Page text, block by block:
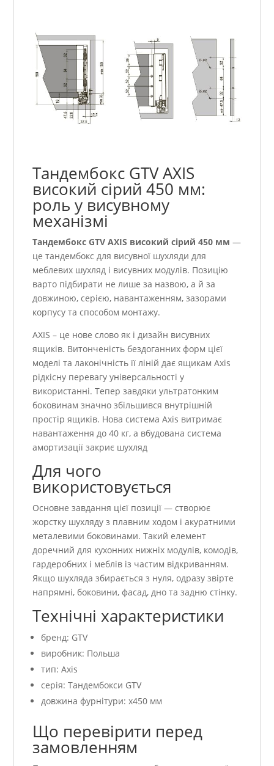
Тандембокс GTV AXIS
високий сірий 450 мм:
роль у висувному
механізмі
Тандембокс GTV AXIS високий сірий 450 мм —
це тандембокс для висувної шухляди для
меблевих шухляд і висувних модулів. Позицію
варто підбирати не лише за назвою, а й за
довжиною, серією, навантаженням, зазорами
корпусу та способом монтажу.
AXIS – це нове слово як і дизайн висувних
ящиків. Витонченість бездоганних форм цієї
моделі та лаконічність її ліній дає ящикам Axis
рідкісну перевагу універсальності у
використанні. Тепер завдяки ультратонким
боковинам значно збільшився внутрішній
простір ящиків. Нова система Axis витримає
навантаження до 40 кг, а вбудована система
амортизації закриє шухляд
Для чого
використовується
Основне завдання цієї позиції — створює
жорстку шухляду з плавним ходом і акуратними
металевими боковинами. Такий елемент
доречний для кухонних нижніх модулів, комодів,
гардеробних і меблів із частим відкриванням.
Якщо шухляда збирається з нуля, одразу звірте
напрямні, боковини, фасад, дно та задню стінку.
Технічні характеристики
бренд: GTV
виробник: Польша
тип: Axis
серія: Тандембокси GTV
довжина фурнітури: x450 мм
Що перевірити перед
замовленням